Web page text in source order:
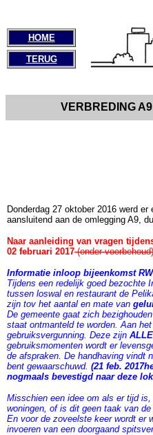
HOME
TERUG
VERBREDING
Donderdag 27 oktober 2016 werd
aansluitend aan de omlegging A9,
Naar aanleiding van vragen
02 februari 2017(onder voorbehoud)
Informatie inloop bijeenkomst
Tijdens een redelijk goed bezochte
tussen loswal en restaurant de
zijn tov het aantal en mate van
De gemeente gaat zich
staat ontmanteld te worden. Aan
gebruiksvergunning. Deze zijn
gebruiksmomenten wordt er
de afspraken. De handhaving vindt
bent gewaarschuwd. (21 feb.
nogmaals bevestigd naar deze
Misschien een idee om als er tijd
woningen, of is dit geen taak van
En voor de zoveelste keer wordt er
invoeren van een doorgaand